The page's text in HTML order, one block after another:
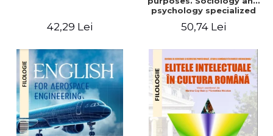
42,29 Lei
psychology specialized
50,74 Lei